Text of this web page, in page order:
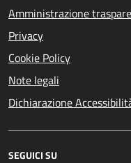
Amministrazione
Privacy
Cookie Policy
Note legali
Dichiarazione
SEGUICI SU